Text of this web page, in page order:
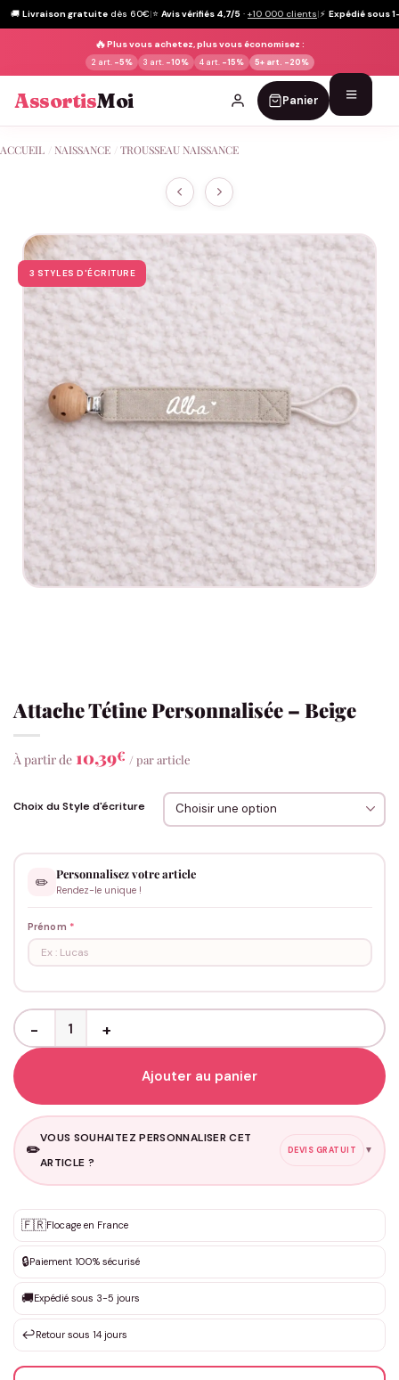
🚚 Livraison gratuite dès 60€|⭐ Avis vérifiés 4,7/5 · +10 000 clients|⚡ Expédié sous
🔥Plus vous achetez, plus vous économisez :
2 art. -5% 3 art. -10% 4 art. -15% 5+ art. -20%
AssortisMoi Panier
au
ACCUEIL NAISSANCE TROUSSEAU NAISSANCE
3 STYLES D'ÉCRITURE
Attache Tétine Personnalisée – Beige
À partir de 10,39€ / par article
Choix du Style d'écriture
✏️
Personnalisez votre article
Rendez-le unique !
Prénom *
quantité de Attache Tétine Personnalisée - Beige
Ajouter au panier
✏️
VOUS SOUHAITEZ PERSONNALISER CET
ARTICLE ?
DEVIS GRATUIT ▼
✨ Personnalisation sur mesure
DEVIS GRATUIT · Personnalisation de 3 à 10€ selon la demande
Que souhaitez-vous ?*
Votre texte / idée*
🇫🇷Flocage en France
🔒Paiement 100% sécurisé
🚚Expédié sous 3-5 jours
↩️Retour sous 14 jours